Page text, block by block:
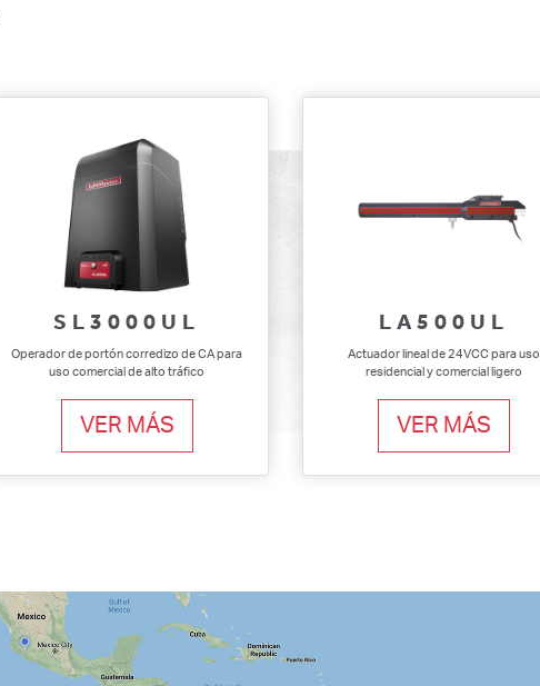
SL3000UL
Operador de portón corredizo de CA para
uso comercial de alto tráfico
VER MÁS
LA500UL
Actuador lineal de 24VCC para uso
residencial y comercial ligero
VER MÁS